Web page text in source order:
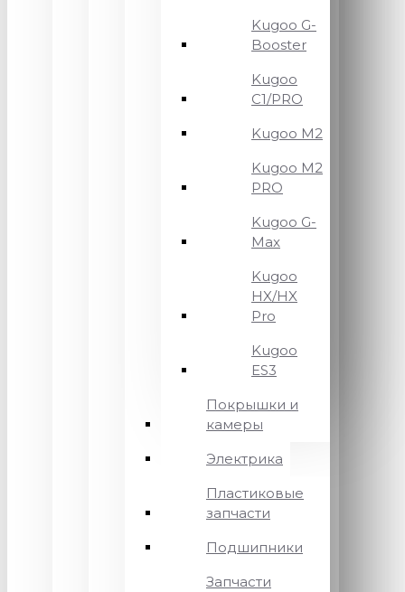
Kugoo G-
Booster
Kugoo
C1/PRO
Kugoo M2
Kugoo M2
PRO
Kugoo G-
Max
Kugoo
HX/HX
Pro
Kugoo
ES3
Покрышки и
камеры
Электрика
Пластиковые
запчасти
Подшипники
Запчасти